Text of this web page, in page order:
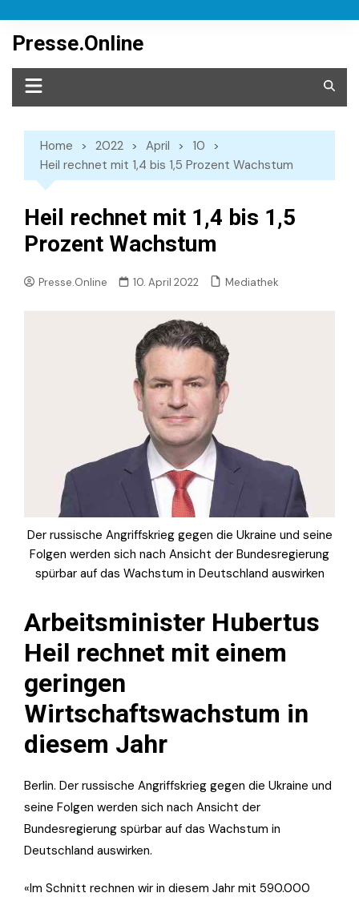
content
Presse.Online
Home 2022 April
10
Heil rechnet mit 1,4 bis 1,5 Prozent Wachstum
Heil rechnet mit 1,4 bis 1,5
Prozent Wachstum
Presse.Online 10. April 2022 Mediathek
Der russische Angriffskrieg gegen die Ukraine und seine
Folgen werden sich nach Ansicht der Bundesregierung
spürbar auf das Wachstum in Deutschland auswirken
Arbeitsminister Hubertus
Heil rechnet mit einem
geringen
Wirtschaftswachstum in
diesem Jahr
Berlin. Der russische Angriffskrieg gegen die Ukraine und
seine Folgen werden sich nach Ansicht der
Bundesregierung spürbar auf das Wachstum in
Deutschland auswirken.
«Im Schnitt rechnen wir in diesem Jahr mit 590.000